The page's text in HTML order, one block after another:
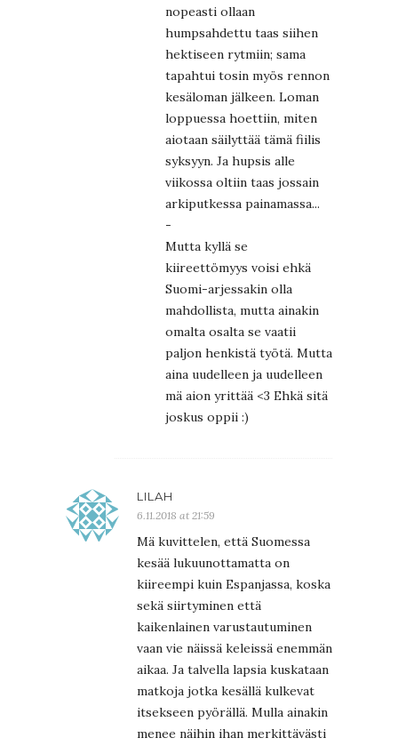
nopeasti ollaan
humpsahdettu taas siihen
hektiseen rytmiin; sama
tapahtui tosin myös rennon
kesäloman jälkeen. Loman
loppuessa hoettiin, miten
aiotaan säilyttää tämä fiilis
syksyyn. Ja hupsis alle
viikossa oltiin taas jossain
arkiputkessa painamassa...
-
Mutta kyllä se
kiireettömyys voisi ehkä
Suomi-arjessakin olla
mahdollista, mutta ainakin
omalta osalta se vaatii
paljon henkistä työtä. Mutta
aina uudelleen ja uudelleen
mä aion yrittää <3 Ehkä sitä
joskus oppii :)
LILAH
6.11.2018 at 21:59
Mä kuvittelen, että Suomessa
kesää lukuunottamatta on
kiireempi kuin Espanjassa, koska
sekä siirtyminen että
kaikenlainen varustautuminen
vaan vie näissä keleissä enemmän
aikaa. Ja talvella lapsia kuskataan
matkoja jotka kesällä kulkevat
itsekseen pyörällä. Mulla ainakin
menee näihin ihan merkittävästi